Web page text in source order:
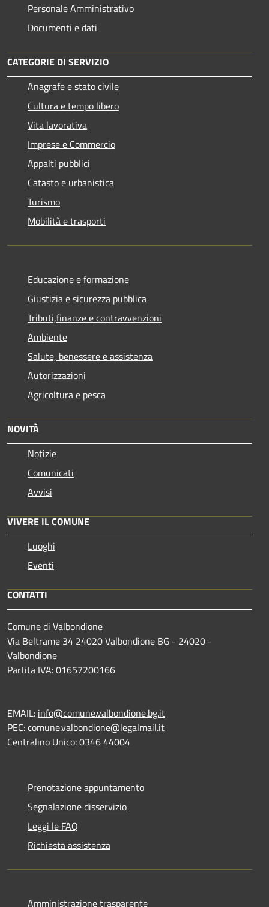
Personale Amministrativo
Documenti e dati
CATEGORIE DI SERVIZIO
Anagrafe e stato civile
Cultura e tempo libero
Vita lavorativa
Imprese e Commercio
Appalti pubblici
Catasto e urbanistica
Turismo
Mobilità e trasporti
Educazione e formazione
Giustizia e sicurezza pubblica
Tributi,finanze e contravvenzioni
Ambiente
Salute, benessere e assistenza
Autorizzazioni
Agricoltura e pesca
NOVITÀ
Notizie
Comunicati
Avvisi
VIVERE IL COMUNE
Luoghi
Eventi
CONTATTI
Comune di Valbondione
Via Beltrame 34 24020 Valbondione BG - 24020 -
Valbondione
Partita IVA: 01657200166
EMAIL: info@comune.valbondione.bg.it
PEC:comune.valbondione@legalmail.it
Centralino Unico: 0346 44004
Prenotazione appuntamento
Segnalazione disservizio
Leggi le FAQ
Richiesta assistenza
Amministrazione trasparente